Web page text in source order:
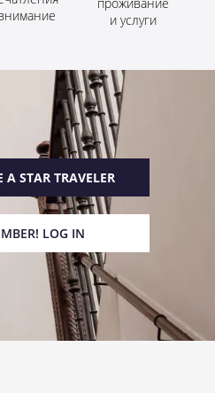
и услуги
STAR TRAVELER
LOG IN